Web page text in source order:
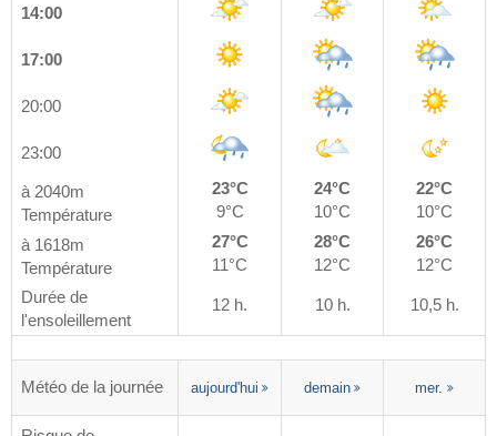
14:00
17:00
20:00
23:00
à 2040m
Température
23°C
9°C
24°C
10°C
22°C
10°C
à 1618m
Température
27°C
11°C
28°C
12°C
26°C
12°C
Durée de
l'ensoleillement
12 h. 10 h. 10,5 h.
Météo de la journée aujourd'hui demain mer.